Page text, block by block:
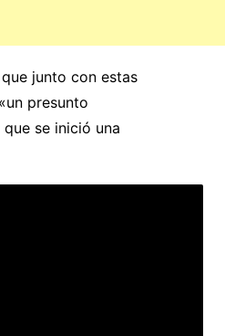
junto con estas
presunto
se inició una